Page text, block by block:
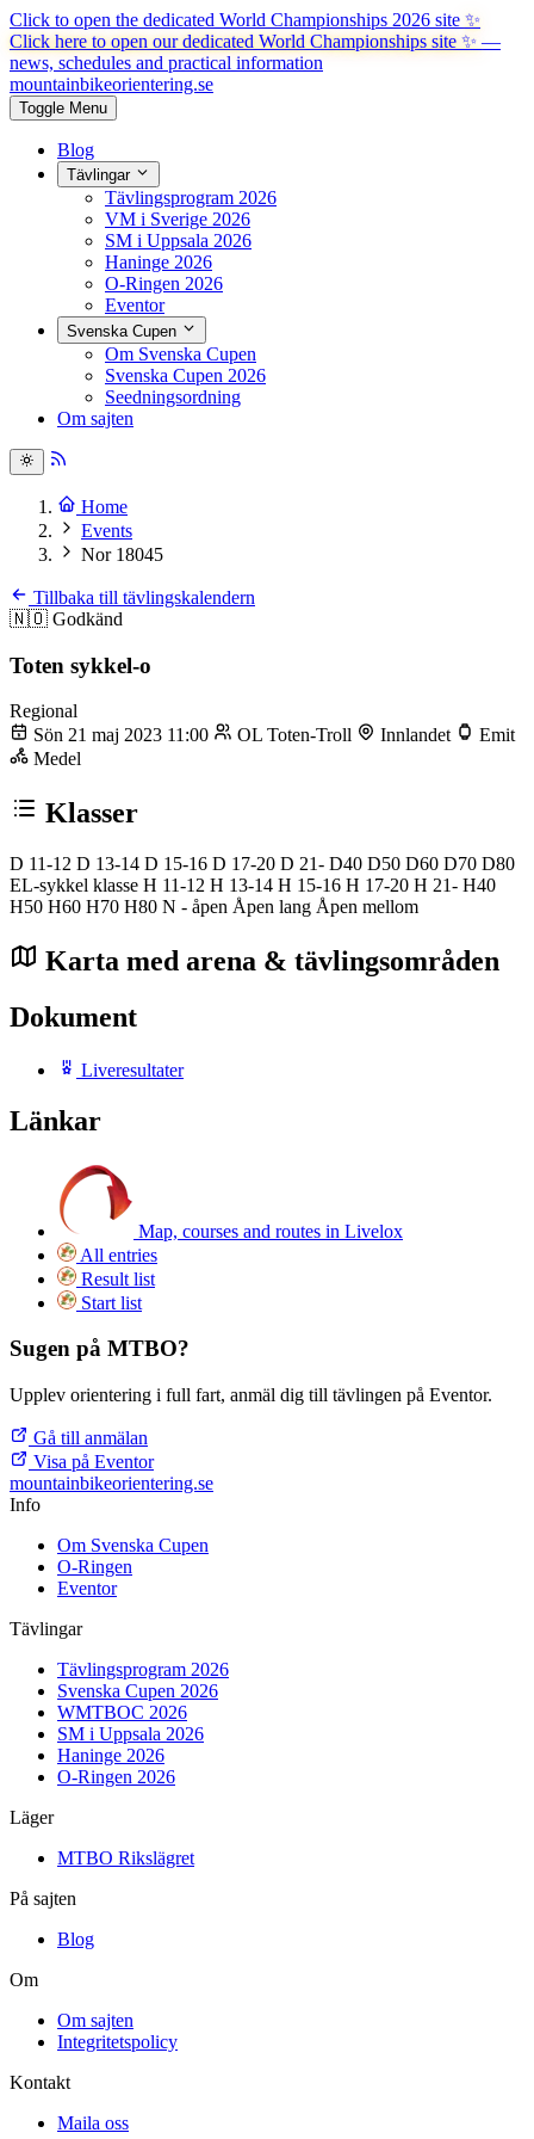
Click to open the dedicated World Championships 2026 site ✨
Click here to open our dedicated World Championships site ✨ —
news, schedules and practical information
mountainbikeorientering.se
Toggle Menu
Blog
Tävlingar
Tävlingsprogram 2026
VM i Sverige 2026
SM i Uppsala 2026
Haninge 2026
O-Ringen 2026
Eventor
Svenska Cupen
Om Svenska Cupen
Svenska Cupen 2026
Seedningsordning
Om sajten
Home
Events
Nor 18045
Tillbaka till tävlingskalendern
🇳🇴 Godkänd
Toten sykkel-o
Regional
Sön 21 maj 2023 11:00
OL Toten-Troll Innlandet
Emit
Medel
Klasser
D 11-12 D 13-14 D 15-16 D 17-20 D 21- D40 D50 D60 D70 D80
EL-sykkel klasse H 11-12 H 13-14 H 15-16 H 17-20 H 21- H40
H50 H60 H70 H80 N - åpen Åpen lang Åpen mellom
Karta med arena & tävlingsområden
Dokument
Liveresultater
Länkar
Map, courses and routes in Livelox
All entries
Result list
Start list
Sugen på MTBO?
Upplev orientering i full fart, anmäl dig till tävlingen på Eventor.
Gå till anmälan
Visa på Eventor
mountainbikeorientering.se
Info
Om Svenska Cupen
O-Ringen
Eventor
Tävlingar
Tävlingsprogram 2026
Svenska Cupen 2026
WMTBOC 2026
SM i Uppsala 2026
Haninge 2026
O-Ringen 2026
Läger
MTBO Rikslägret
På sajten
Blog
Om
Om sajten
Integritetspolicy
Kontakt
Maila oss